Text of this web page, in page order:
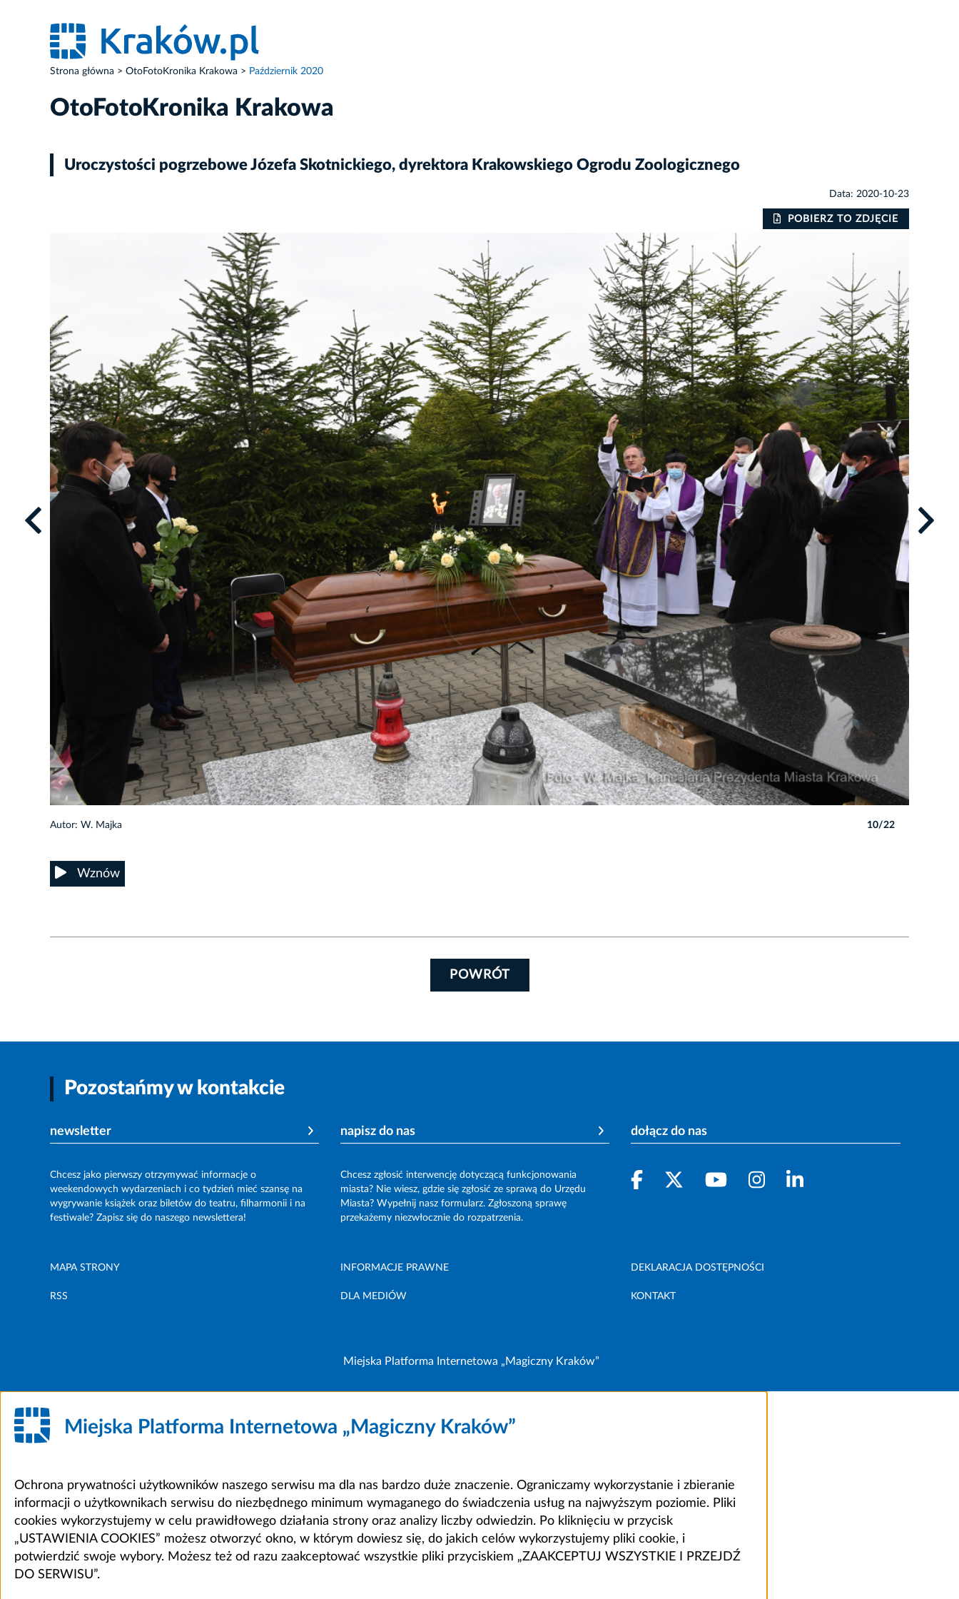
Strona główna OtoFotoKronika Krakowa Październik 2020
OtoFotoKronika Krakowa
Uroczystości pogrzebowe Józefa Skotnickiego, dyrektora Krakowskiego Ogrodu Zoologicznego
Data: 2020-10-23
POBIERZ TO ZDJĘCIE
Autor: W. Majka 10/22
Wznów
POWRÓT
Pozostańmy w kontakcie
newsletter
Chcesz jako pierwszy otrzymywać informacje o
weekendowych wydarzeniach i co tydzień mieć szansę na
wygrywanie książek oraz biletów do teatru, filharmonii i na
festiwale? Zapisz się do naszego newslettera!
napisz do nas
Chcesz zgłosić interwencję dotyczącą funkcjonowania
miasta? Nie wiesz, gdzie się zgłosić ze sprawą do Urzędu
Miasta? Wypełnij nasz formularz. Zgłoszoną sprawę
przekażemy niezwłocznie do rozpatrzenia.
dołącz do nas
MAPA STRONY INFORMACJE PRAWNE DEKLARACJA DOSTĘPNOŚCI
RSS DLA MEDIÓW KONTAKT
Miejska Platforma Internetowa „Magiczny Kraków”
Miejska Platforma Internetowa „Magiczny Kraków”
Ochrona prywatności użytkowników naszego serwisu ma dla nas bardzo duże znaczenie. Ograniczamy wykorzystanie i zbieranie
informacji o użytkownikach serwisu do niezbędnego minimum wymaganego do świadczenia usług na najwyższym poziomie. Pliki
cookies wykorzystujemy w celu prawidłowego działania strony oraz analizy liczby odwiedzin. Po kliknięciu w przycisk
„USTAWIENIA COOKIES” możesz otworzyć okno, w którym dowiesz się, do jakich celów wykorzystujemy pliki cookie, i
potwierdzić swoje wybory. Możesz też od razu zaakceptować wszystkie pliki przyciskiem „ZAAKCEPTUJ WSZYSTKIE I PRZEJDŹ
DO SERWISU”.